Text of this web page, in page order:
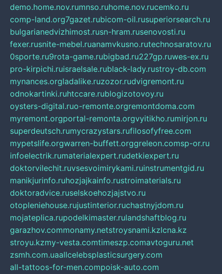
demo.home.nov.rumnso.ruhome.nov.rucemko.ru
comp-land.org7gazet.rubicom-oil.rusuperiorsearch.ru
bulgarianedvizhimost.rusn-hram.rusenovosti.ru
fexer.rusnite-mebel.ruanamvkusno.rutechnosaratov.ru
0sporte.ru9rota-game.rubigbad.ru227gp.ruwes-ex.ru
pro-kirpichi.ruisraelsale.rublack-lady.rustroy-db.com
mynances.orgladalike.ruzozor.rudvigremont.ru
odnokartinki.ruhtccare.rublogizotovoy.ru
oysters-digital.ruo-remonte.orgremontdoma.com
myremont.orgportal-remonta.orgvyitikho.rumirjon.ru
superdeutsch.rumycrazystars.rufilosofyfree.com
mypetslife.orgwarren-buffett.orggreleon.comsp-or.ru
infoelectrik.rumaterialexpert.rudetkiexpert.ru
doktorvilechit.ruvsesvoimirykami.ruinstrumentgid.ru
manikjurinfo.ruhozjajkainfo.rustroimaterials.ru
doktoradvice.ruselskoehozjajstvo.ru
otopleniehouse.rujustinterior.ruchastnyjdom.ru
mojateplica.rupodelkimaster.rulandshaftblog.ru
garazhov.commonamy.netstroysnami.kzlcna.kz
stroyu.kzmy-vesta.comtimeszp.comavtoguru.net
zsmh.com.uaallcelebsplasticsurgery.com
all-tattoos-for-men.compoisk-auto.com